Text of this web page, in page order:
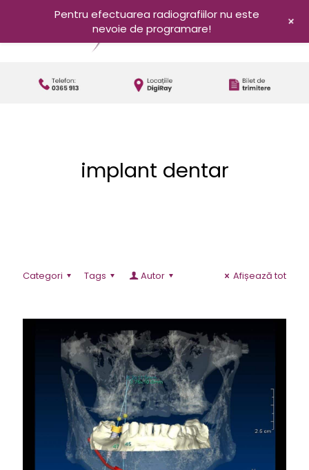
implant dentar
Categori Tags Autor Afișează tot
Pentru efectuarea radiografiilor nu este
nevoie de programare!
+